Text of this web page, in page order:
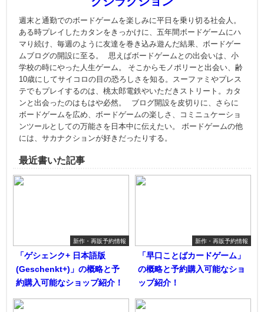
週末と通勤でのボードゲームを楽しみに平日を乗り切る社会人。
ある時プレイしたカタンをきっかけに、五年間ボードゲームにハ
マり続け、毎週のように友達を巻き込み遊んだ結果、ボードゲー
ムブログの開設に至る。 思えばボードゲームとの出会いは、小
学校の時にやった人生ゲーム。 そこからモノポリーと出会い、齢
10歳にしてサイコロの目の恐ろしさを知る。スーファミやプレス
テでもプレイするのは、桃太郎電鉄やいただきストリート。カタ
ンと出会ったのはもはや必然。 ブログ開設を皮切りに、さらに
ボードゲームを広め、ボードゲームの楽しさ、コミニュケーショ
ンツールとしての万能さを日本中に伝えたい。 ボードゲームの他
には、サカナクションが好きだったりする。
最近書いた記事
新作・再販予約情報
「ゲシェンク+ 日本語版
(Geschenkt+)」の概略と予
約購入可能なショップ紹介！
新作・再販予約情報
「早口ことばカードゲーム」
の概略と予約購入可能なショ
ップ紹介！